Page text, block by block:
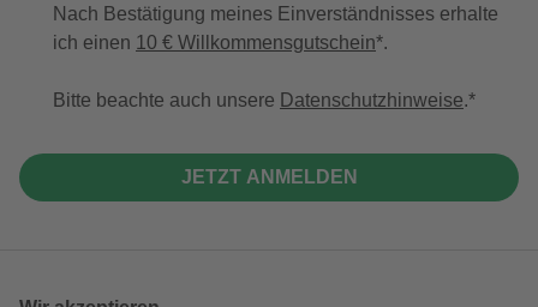
Nach Bestätigung meines Einverständnisses erhalte
ich einen 10 € Willkommensgutschein*.
Bitte beachte auch unsere Datenschutzhinweise.
JETZT ANMELDEN